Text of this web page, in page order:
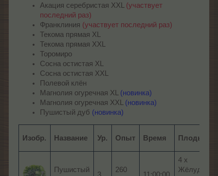
Акация серебристая XXL (участвует
последний раз)
Франклиния (участвует последний раз)
Текома прямая XL
Текома прямая XXL
Торомиро
Сосна остистая XL
Сосна остистая XXL
Полевой клён
Магнолия огуречная XL (новинка)
Магнолия огуречная XXL (новинка)
Пушистый дуб (новинка)
Изобр. Название Ур. Опыт Время Плоды
Пушистый
3
260
11:00:00
4 x
Жёлудь